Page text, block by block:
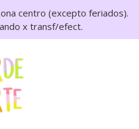
centro (excepto feriados).
x transf/efect.